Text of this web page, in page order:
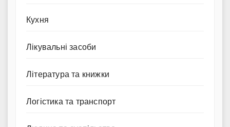
Кухня
Лікувальні засоби
Література та книжки
Логістика та транспорт